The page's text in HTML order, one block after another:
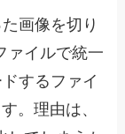
画像を切り
ァイルで統一
するファイ
。理由は、